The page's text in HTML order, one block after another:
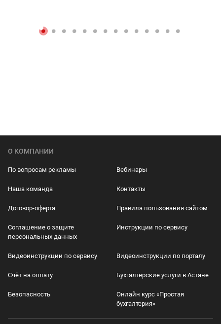
О КОМПАНИИ
По вопросам рекламы Вебинары
Наша команда Контакты
Договор-оферта Правила пользования сайтом
Соглашение о защите
персональных данных
Инструкции по сервису
Видеоинструкции по сервису Видеоинструкции по порталу
Счёт на оплату Бухгалтерские услуги в Астане
Безопасность
Онлайн курс «Простая
бухгалтерия»